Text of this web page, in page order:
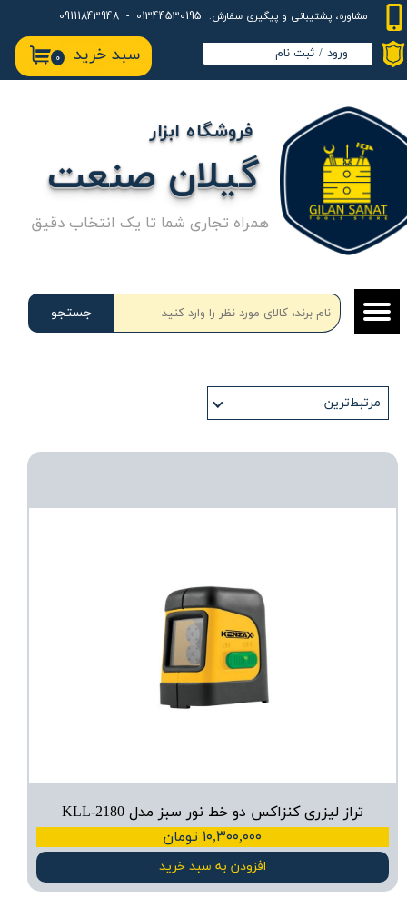
مشاوره، پشتیبانی و پیگیری سفارش:
۰ سبد خرید ورود / ثبت نام
حساب کاربری من
تغییر گذر واژه
سفارشات
خروج از حساب کاربری
جستجو
گیلان صنعت
فروشگاه ابزار
همراه تجاری شما تا یک انتخاب دقیق
مرتبط‌ترین
تراز لیزری کنزاکس دو خط نور سبز مدل KLL-2180
۱۰,۳۰۰,۰۰۰ تومان
افزودن به سبد خرید